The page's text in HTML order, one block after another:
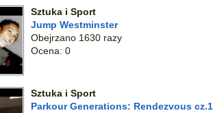
Sztuka i Sport
Jump Westminster
Obejrzano 1630 razy
Ocena: 0
Sztuka i Sport
Parkour Generations: Rendezvous cz.1